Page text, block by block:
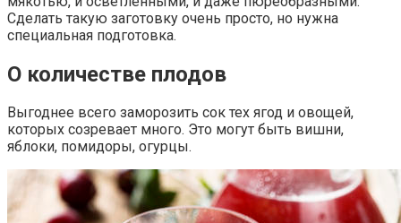
Сделать такую заготовку очень просто, но нужна
специальная подготовка.
О количестве плодов
Выгоднее всего заморозить сок тех ягод и овощей,
которых созревает много. Это могут быть вишни,
яблоки, помидоры, огурцы.